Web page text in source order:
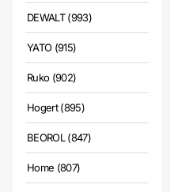
DEWALT (993)
YATO (915)
Ruko (902)
Hogert (895)
BEOROL (847)
Home (807)